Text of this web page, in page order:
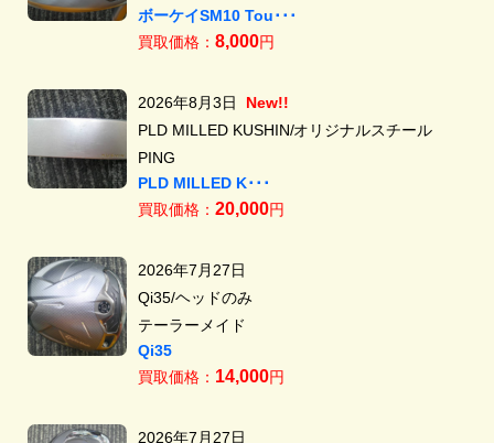
ボーケイSM10 Tou･･･
買取価格： 8,000円
2026年8月3日
New!!
PLD MILLED KUSHIN/オリジナルスチール
PING
PLD MILLED K･･･
買取価格： 20,000円
2026年7月27日
Qi35/ヘッドのみ
テーラーメイド
Qi35
買取価格： 14,000円
2026年7月27日